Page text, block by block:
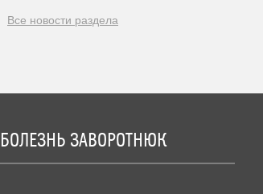
Все новости раздела
БОЛЕЗНЬ ЗАВОРОТНЮК